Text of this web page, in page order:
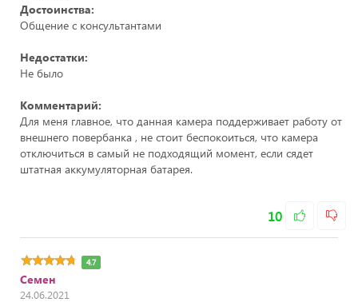
Достоинства:
Общение с консультантами
Недостатки:
Не было
Комментарий:
Для меня главное, что данная камера поддерживает работу от
внешнего повербанка , не стоит беспокоиться, что камера
отключиться в самый не подходящий момент, если сядет
штатная аккумуляторная батарея.
10
4.7
Семен
24.06.2021